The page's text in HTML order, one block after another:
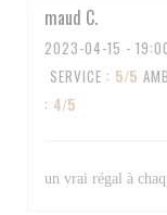
maud C
2023-04-15 -
SERVICE : 5/5
: 4/5
un vrai régal à